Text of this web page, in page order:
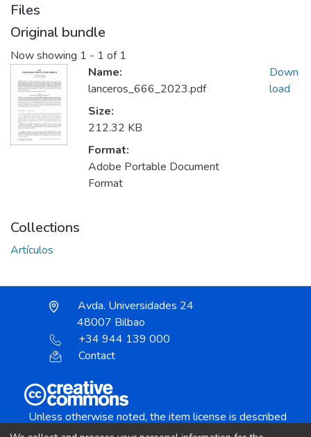
Files
Original bundle
Now showing 1 - 1 of 1
Name:
lanceros_666_2023.pdf
Size:
212.32 KB
Format:
Adobe Portable Document
Format
Down
load
Collections
Artículos
Avda. Universidades 24
48007 Bilbao
+34 944 139 000
Contact
Unless otherwise noted, the item license is described